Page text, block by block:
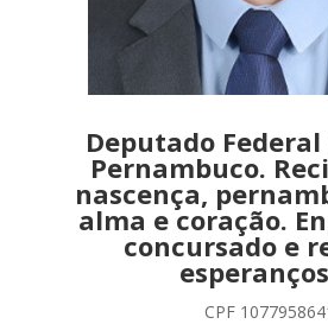
Deputado Federal
Pernambuco.
nascença,
alma e coração.
concursado e
CPF